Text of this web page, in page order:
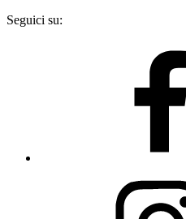
Seguici su: